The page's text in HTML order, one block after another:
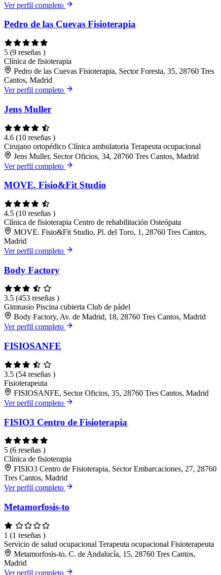
Ver perfil completo
Pedro de las Cuevas Fisioterapia
5 (9 reseñas )
Clínica de fisioterapia
Pedro de las Cuevas Fisioterapia, Sector Foresta, 35, 28760 Tres
Cantos, Madrid
Ver perfil completo
Jens Muller
4.6 (10 reseñas )
Cirujano ortopédico Clínica ambulatoria Terapeuta ocupacional
Jens Muller, Sector Oficios, 34, 28760 Tres Cantos, Madrid
Ver perfil completo
MOVE. Fisio&Fit Studio
4.5 (10 reseñas )
Clínica de fisioterapia Centro de rehabilitación Osteópata
MOVE. Fisio&Fit Studio, Pl. del Toro, 1, 28760 Tres Cantos,
Madrid
Ver perfil completo
Body Factory
3.5 (453 reseñas )
Gimnasio Piscina cubierta Club de pádel
Body Factory, Av. de Madrid, 18, 28760 Tres Cantos, Madrid
Ver perfil completo
FISIOSANFE
3.5 (54 reseñas )
Fisioterapeuta
FISIOSANFE, Sector Oficios, 35, 28760 Tres Cantos, Madrid
Ver perfil completo
FISIO3 Centro de Fisioterapia
5 (6 reseñas )
Clínica de fisioterapia
FISIO3 Centro de Fisioterapia, Sector Embarcaciones, 27, 28760
Tres Cantos, Madrid
Ver perfil completo
Metamorfosis-to
1 (1 reseñas )
Servicio de salud ocupacional Terapeuta ocupacional Fisioterapeuta
Metamorfosis-to, C. de Andalucía, 15, 28760 Tres Cantos,
Madrid
Ver perfil completo